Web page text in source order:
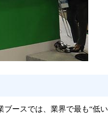
ースでは、業界で最も“低